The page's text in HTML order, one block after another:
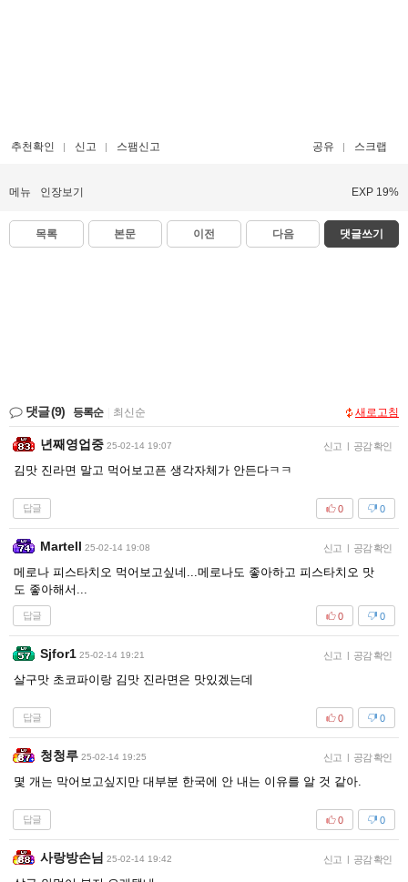
추천확인 신고 스팸신고 공유 스크랩
메뉴 인장보기 EXP 19%
목록 본문 이전 다음 댓글쓰기
댓글(9) 등록순 최신순 새로고침
년째영업중 25-02-14 19:07 신고 공감 확인
김맛 진라면 말고 먹어보고픈 생각자체가 안든다ㅋㅋ
답글 0
0
Martell 25-02-14 19:08 신고 공감 확인
메로나 피스타치오 먹어보고싶네...메로나도 좋아하고 피스타치오 맛
도 좋아해서...
답글 0
0
Sjfor1 25-02-14 19:21 신고 공감 확인
살구맛 초코파이랑 김맛 진라면은 맛있겠는데
답글 0
0
청청루 25-02-14 19:25 신고 공감 확인
몇 개는 막어보고싶지만 대부분 한국에 안 내는 이유를 알 것 같아.
답글 0
0
사랑방손님 25-02-14 19:42 신고 공감 확인